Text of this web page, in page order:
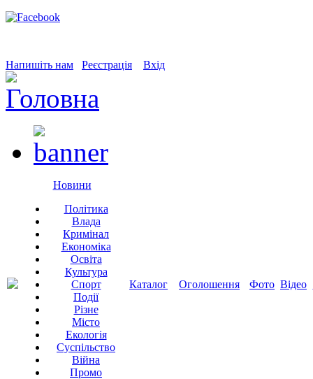
Напишіть нам Реєстрація Вхід
Новини
Політика
Влада
Кримінал
Економіка
Освіта
Культура
Спорт
Події
Різне
Місто
Екологія
Суспільство
Війна
Промо
Каталог Оголошення Фото Відео